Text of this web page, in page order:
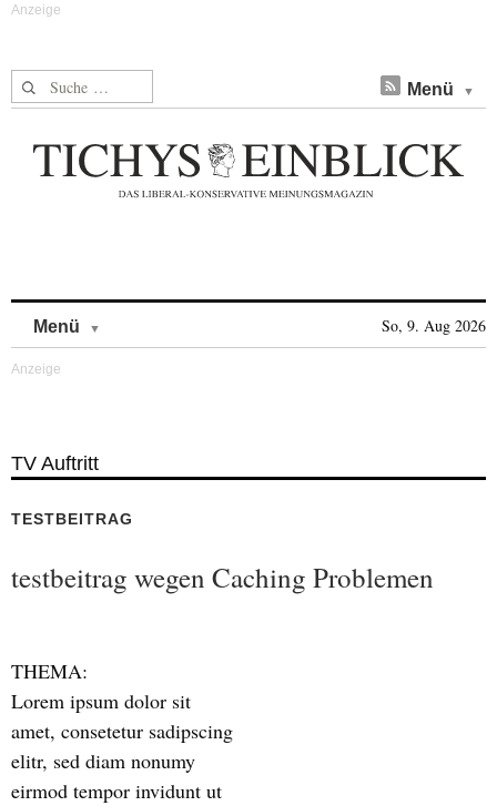
Suche nach: Menü
Menü So, 9. Aug 2026
TV Auftritt
TESTBEITRAG
testbeitrag wegen Caching Problemen
THEMA:
Lorem ipsum dolor sit
amet, consetetur sadipscing
elitr, sed diam nonumy
eirmod tempor invidunt ut